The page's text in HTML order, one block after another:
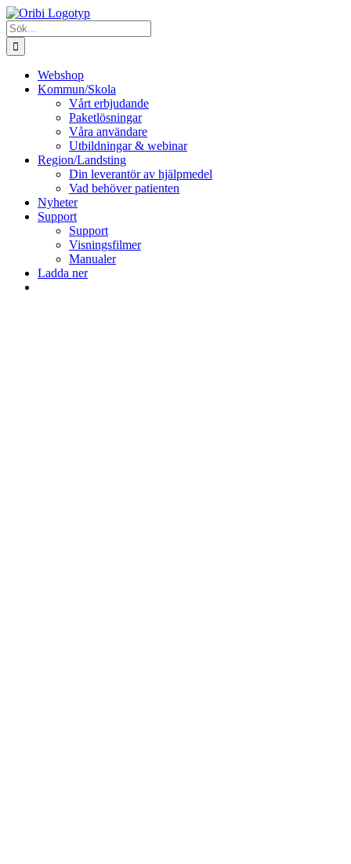
Fortsätt
till
innehållet
Sök
efter:
Webshop
Kommun/Skola
Vårt erbjudande
Paketlösningar
Våra användare
Utbildningar & webinar
Region/Landsting
Din leverantör av hjälpmedel
Vad behöver patienten
Nyheter
Support
Support
Visningsfilmer
Manualer
Ladda ner